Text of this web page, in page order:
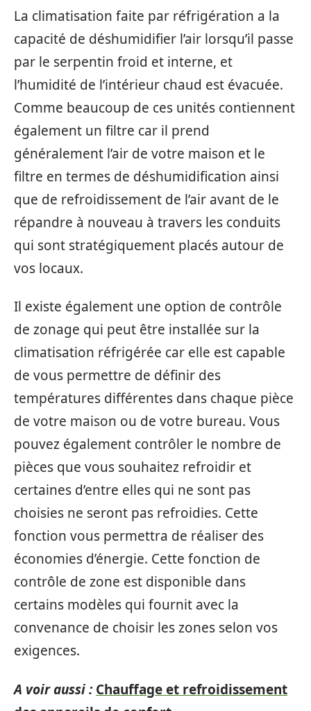
La climatisation faite par réfrigération a la
capacité de déshumidifier l’air lorsqu’il passe
par le serpentin froid et interne, et
l’humidité de l’intérieur chaud est évacuée.
Comme beaucoup de ces unités contiennent
également un filtre car il prend
généralement l’air de votre maison et le
filtre en termes de déshumidification ainsi
que de refroidissement de l’air avant de le
répandre à nouveau à travers les conduits
qui sont stratégiquement placés autour de
vos locaux.
Il existe également une option de contrôle
de zonage qui peut être installée sur la
climatisation réfrigérée car elle est capable
de vous permettre de définir des
températures différentes dans chaque pièce
de votre maison ou de votre bureau. Vous
pouvez également contrôler le nombre de
pièces que vous souhaitez refroidir et
certaines d’entre elles qui ne sont pas
choisies ne seront pas refroidies. Cette
fonction vous permettra de réaliser des
économies d’énergie. Cette fonction de
contrôle de zone est disponible dans
certains modèles qui fournit avec la
convenance de choisir les zones selon vos
exigences.
A voir aussi : Chauffage et refroidissement